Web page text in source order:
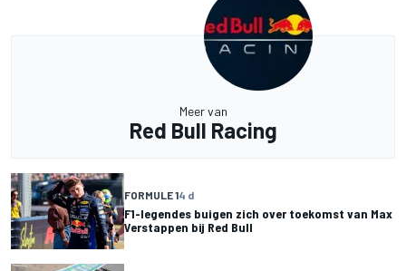
Meer van
Red Bull Racing
FORMULE 14 d
F1-legendes buigen zich over toekomst van Max
Verstappen bij Red Bull